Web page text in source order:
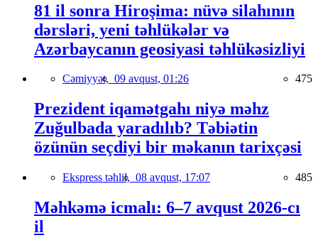
81 il sonra Hiroşima: nüvə silahının
dərsləri, yeni təhlükələr və
Azərbaycanın geosiyasi təhlükəsizliyi
Cəmiyyət, 09 avqust, 01:26 475
Prezident iqamətgahı niyə məhz
Zuğulbada yaradılıb? Təbiətin
özünün seçdiyi bir məkanın tarixçəsi
Ekspress təhlil, 08 avqust, 17:07 485
Məhkəmə icmalı: 6–7 avqust 2026-cı
il